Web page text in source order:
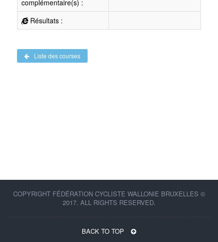
complémentaire(s) :
Résultats :
Liste des courses
COPYRIGHT FÉDÉRATION CYCLISTE WALLONIE BRUXELLES ©
2017. ALL RIGHTS RESERVED.
BACK TO TOP